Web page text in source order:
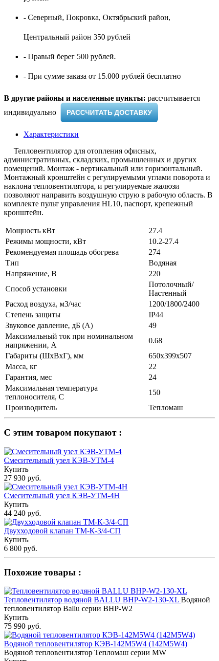
- Северный, Покровка, Октябрьский район,
Центральный район 350 рублей
- Правый берег 500 рублей.
- При сумме заказа от 15.000 рублей бесплатно
В другие районы и населенные пункты: рассчитывается
индивидуально ​
РАССЧИТАТЬ ДОСТАВКУ
Характеристики
Тепловентилятор для отопления офисных,
административных, складских, промышленных и других
помещений. Монтаж - вертикальный или горизонтальный.
Монтажный кронштейн с регулируемыми углами поворота и
наклона тепловентилятора, и регулируемые жалюзи
позволяют направить воздушную струю в рабочую область. В
комплекте пульт управления HL10, паспорт, крепежный
кронштейн.
Мощность кВт
27.4
Режимы мощности, кВт
10.2-27.4
Рекомендуемая площадь обогрева
274
Тип
Водяная
Напряжение, В
220
Способ установки
Потолочный/
Настенный
Расход воздуха, м3/час
1200/1800/2400
Степень защиты
IP44
Звуковое давление, дБ (А)
49
Максимальный ток при номинальном
напряжении, А
0.68
Габариты (ШхВхГ), мм
650х399х507
Масса, кг
22
Гарантия, мес
24
Максимальная температура
теплоносителя, С
150
Производитель
Тепломаш
С этим товаром покупают :
Смесительный узел КЭВ-УТМ-4
Купить
27 930 руб.
Смесительный узел КЭВ-УТМ-4Н
Купить
44 240 руб.
Двухходовой клапан ТМ-К-3/4-СП
Купить
6 800 руб.
Похожие товары :
Тепловентилятор водяной BALLU BHP-W2-130-XL Водяной
тепловентилятор Ballu серии BHP-W2
Купить
75 990 руб.
Водяной тепловентилятор КЭВ-142M5W4 (142М5W4)
Водяной тепловентилятор Тепломаш серии MW